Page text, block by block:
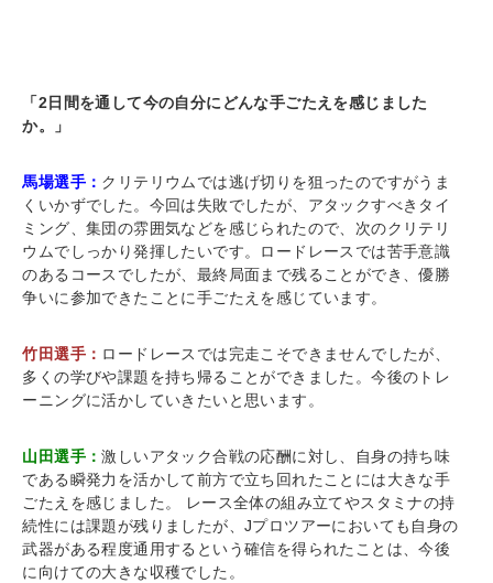
「2日間を通して今の自分にどんな手ごたえを感じました
か。」
馬場選手： クリテリウムでは逃げ切りを狙ったのですがうま
くいかずでした。今回は失敗でしたが、アタックすべきタイ
ミング、集団の雰囲気などを感じられたので、次のクリテリ
ウムでしっかり発揮したいです。ロードレースでは苦手意識
のあるコースでしたが、最終局面まで残ることができ、優勝
争いに参加できたことに手ごたえを感じています。
竹田選手： ロードレースでは完走こそできませんでしたが、
多くの学びや課題を持ち帰ることができました。今後のトレ
ーニングに活かしていきたいと思います。
山田選手：激しいアタック合戦の応酬に対し、自身の持ち味
である瞬発力を活かして前方で立ち回れたことには大きな手
ごたえを感じました。 レース全体の組み立てやスタミナの持
続性には課題が残りましたが、Jプロツアーにおいても自身の
武器がある程度通用するという確信を得られたことは、今後
に向けての大きな収穫でした。